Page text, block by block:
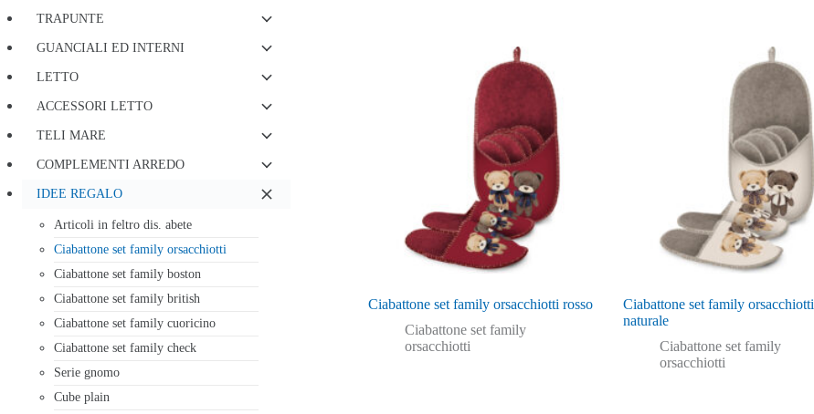
Ciabattone set family orsacchiotti rosso
Ciabattone set family
orsacchiotti
Ciabattone set family orsacchiotti
naturale
Ciabattone set family
orsacchiotti
TRAPUNTE
GUANCIALI ED INTERNI
LETTO
ACCESSORI LETTO
TELI MARE
COMPLEMENTI ARREDO
IDEE REGALO
Articoli in feltro dis. abete
Ciabattone set family orsacchiotti
Ciabattone set family boston
Ciabattone set family british
Ciabattone set family cuoricino
Ciabattone set family check
Serie gnomo
Cube plain